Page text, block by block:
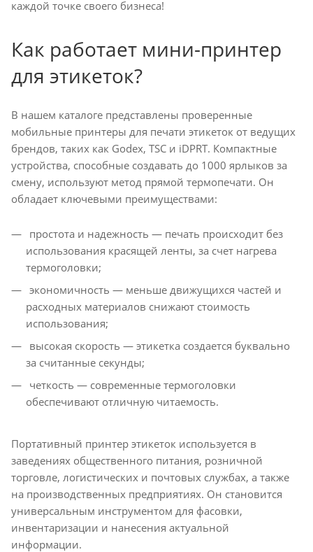
каждой точке своего бизнеса!
Как работает мини-принтер
для этикеток?
В нашем каталоге представлены проверенные
мобильные принтеры для печати этикеток от ведущих
брендов, таких как Godex, TSC и iDPRT. Компактные
устройства, способные создавать до 1000 ярлыков за
смену, используют метод прямой термопечати. Он
обладает ключевыми преимуществами:
простота и надежность — печать происходит без
использования красящей ленты, за счет нагрева
термоголовки;
экономичность — меньше движущихся частей и
расходных материалов снижают стоимость
использования;
высокая скорость — этикетка создается буквально
за считанные секунды;
четкость — современные термоголовки
обеспечивают отличную читаемость.
Портативный принтер этикеток используется в
заведениях общественного питания, розничной
торговле, логистических и почтовых службах, а также
на производственных предприятиях. Он становится
универсальным инструментом для фасовки,
инвентаризации и нанесения актуальной
информации.